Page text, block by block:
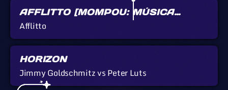
AFFLITTO [MOMPOU: MÚSICA
CALLADA]
Afflitto
HORIZON
Jimmy Goldschmitz vs Peter Luts